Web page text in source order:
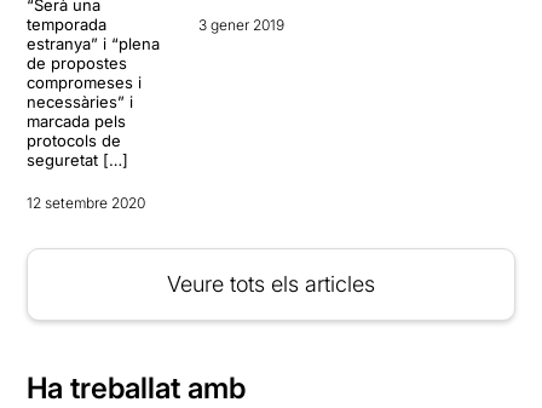
“Serà una
temporada
estranya” i “plena
de propostes
compromeses i
necessàries” i
marcada pels
protocols de
seguretat […]
12 setembre 2020
3 gener 2019
Veure tots els articles
Ha treballat amb